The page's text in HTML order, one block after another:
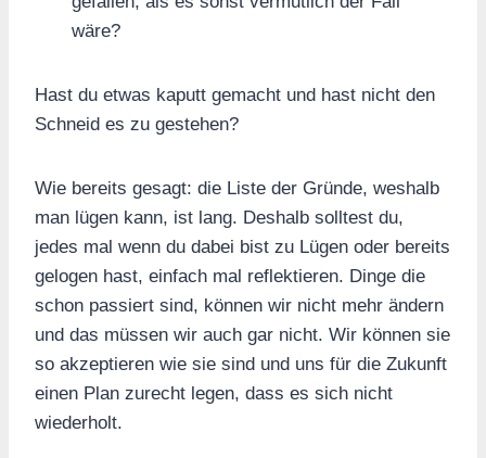
wäre?
Hast du etwas kaputt gemacht und hast nicht den
Schneid es zu gestehen?
Wie bereits gesagt: die Liste der Gründe, weshalb
man lügen kann, ist lang. Deshalb solltest du,
jedes mal wenn du dabei bist zu Lügen oder bereits
gelogen hast, einfach mal reflektieren. Dinge die
schon passiert sind, können wir nicht mehr ändern
und das müssen wir auch gar nicht. Wir können sie
so akzeptieren wie sie sind und uns für die Zukunft
einen Plan zurecht legen, dass es sich nicht
wiederholt.